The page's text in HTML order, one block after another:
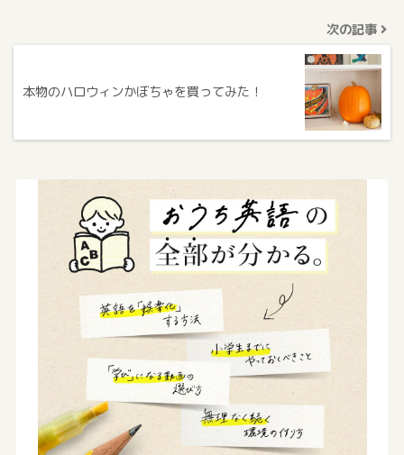
次の記事
本物のハロウィンかぼちゃを買ってみた！